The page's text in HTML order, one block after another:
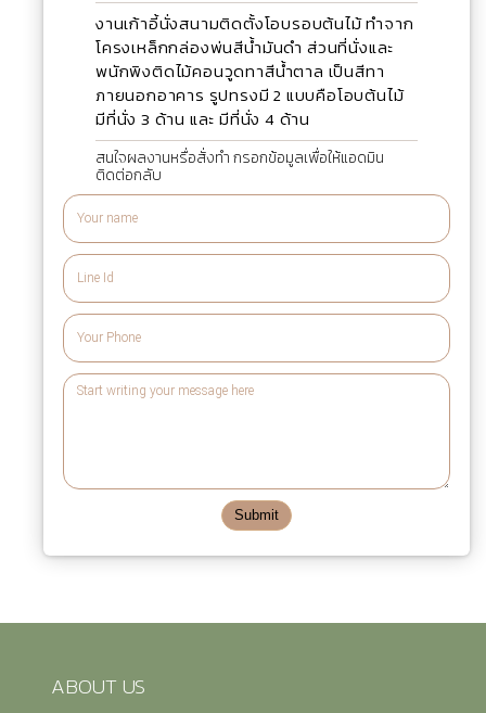
งานเก้าอี้นั่งสนามติดตั้งโอบรอบต้นไม้ ทำจาก
โครงเหล็กกล่องพ่นสีน้ำมันดำ ส่วนที่นั่งและ
พนักพิงติดไม้คอนวูดทาสีน้ำตาล เป็นสีทา
ภายนอกอาคาร รูปทรงมี 2 แบบคือโอบต้นไม้
มีที่นั่ง 3 ด้าน และ มีที่นั่ง 4 ด้าน
สนใจผลงานหรื่อสั่งทำ กรอกข้อมูลเพื่อให้แอดมิน
ติดต่อกลับ
Submit
ABOUT US